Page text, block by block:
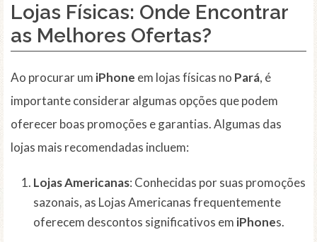
Lojas Físicas: Onde Encontrar
as Melhores Ofertas?
Ao procurar um iPhone em lojas físicas no Pará, é
importante considerar algumas opções que podem
oferecer boas promoções e garantias. Algumas das
lojas mais recomendadas incluem:
Lojas Americanas: Conhecidas por suas promoções
sazonais, as Lojas Americanas frequentemente
oferecem descontos significativos em iPhones.